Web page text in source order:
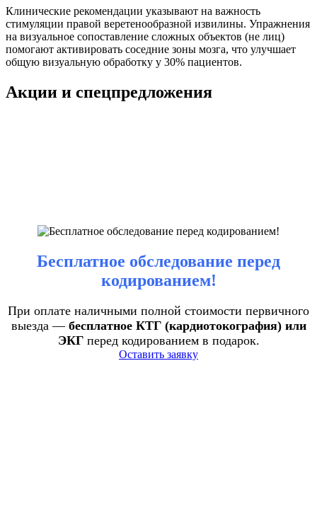
Клинические рекомендации указывают на важность
стимуляции правой веретенообразной извилины. Упражнения
на визуальное сопоставление сложных объектов (не лиц)
помогают активировать соседние зоны мозга, что улучшает
общую визуальную обработку у 30% пациентов.
Акции и спецпредложения
Бесплатное обследование перед
кодированием!
При оплате наличными полной стоимости первичного
выезда — бесплатное КТГ (кардиотокография) или
ЭКГперед кодированием в подарок.
Оставить заявку